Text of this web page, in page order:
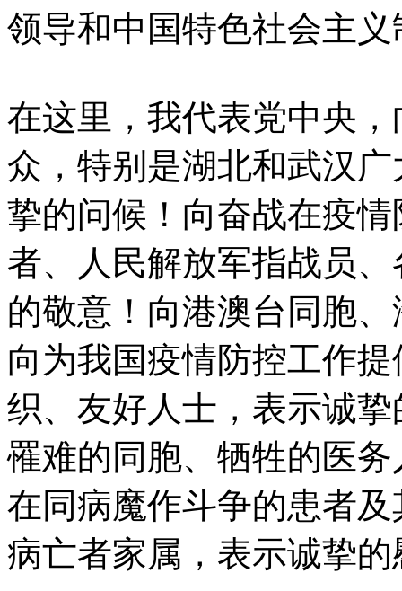
领导和中国特色社会主
在这里，我代表党中央
众，特别是湖北和武汉
挚的问候！向奋战在疫
者、人民解放军指战员
的敬意！向港澳台同胞
向为我国疫情防控工作
织、友好人士，表示诚
罹难的同胞、牺牲的医
在同病魔作斗争的患者
病亡者家属，表示诚挚的